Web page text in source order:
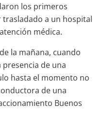
los primeros
a un hospital
médica.
la mañana, cuando
de una
hasta el momento no
de una
Buenos